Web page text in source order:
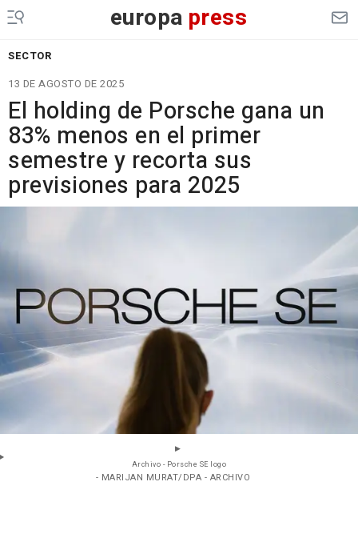
europa press
SECTOR
13 DE AGOSTO DE 2025
El holding de Porsche gana un
83% menos en el primer
semestre y recorta sus
previsiones para 2025
Archivo - Porsche SE logo
- MARIJAN MURAT/DPA - ARCHIVO